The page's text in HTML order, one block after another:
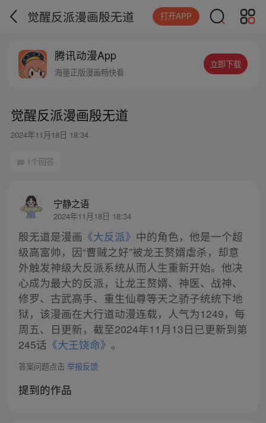
觉醒反派漫画殷无道 打开APP
腾讯动漫App
海量正版漫画畅快看
立即下载
觉醒反派漫画殷无道
2024年11月18日 18:34
1个回答
宁静之语
2024年11月18日 18:34
殷无道是漫画 《大反派》 中的角色，他是一个超
级高富帅，因“曹贼之好”被龙王赘婿虐杀，却意
外触发神级大反派系统从而人生重新开始。他决
心成为最大的反派，让龙王赘婿、神医、战神、
修罗、古武高手、重生仙尊等天之骄子统统下地
狱，该漫画在大行道动漫连载，人气为1249，每
周五、日更新，截至2024年11月13日已更新到第
245话 《大王饶命》 。
答案问题点击 举报反馈
提到的作品